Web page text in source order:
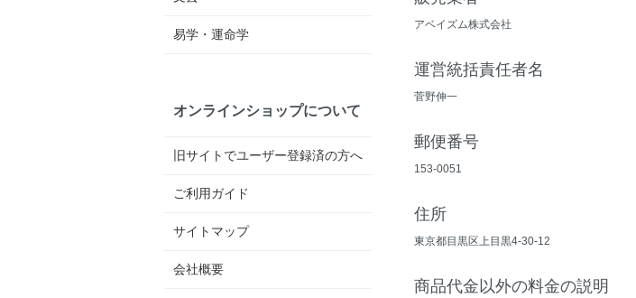
アベイズム株式会社
運営統括責任者名
菅野伸一
郵便番号
153-0051
住所
東京都目黒区上目黒4-30-12
商品代金以外の料金の説明
易学・運命学
オンラインショップについて
旧サイトでユーザー登録済の方へ
ご利用ガイド
サイトマップ
会社概要